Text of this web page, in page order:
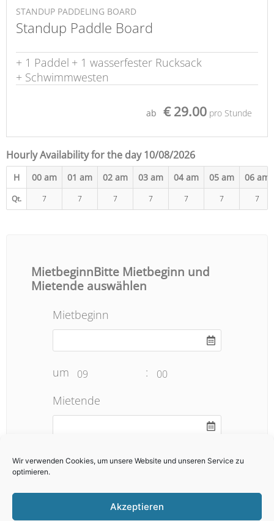
Wir verwenden Cookies, um unsere Website und unseren Service zu
optimieren.
Akzeptieren
STANDUP PADDELING BOARD
Standup Paddle Board
+ 1 Paddel + 1 wasserfester Rucksack
+ Schwimmwesten
ab € 29.00 pro Stunde
Hourly Availability for the day 10/08/2026
H 00 am 01 am 02 am 03 am 04 am 05 am 06 am
Qt. 7 7 7 7 7 7 7
MietbeginnBitte Mietbeginn und
Mietende auswählen
Mietbeginn
um 09 : 00
Mietende
um 19 : 00